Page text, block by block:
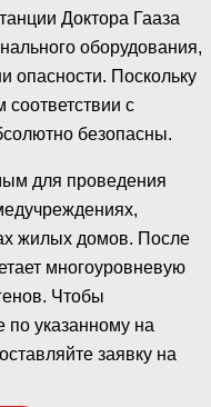
Доктора Гааза
оборудования,
опасности. Поскольку
соответствии с
безопасны.
для проведения
жилых домов. После
многоуровневую
Чтобы
по указанному на
заявку на